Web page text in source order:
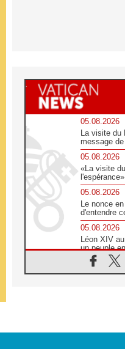
05.08.2026
La visite
message
05.08.2026
«La visite
05.08.2026
Le nonce
d'entendre
05.08.2026
Léon XIV
un peuple
05.08.2026
SCEAM: